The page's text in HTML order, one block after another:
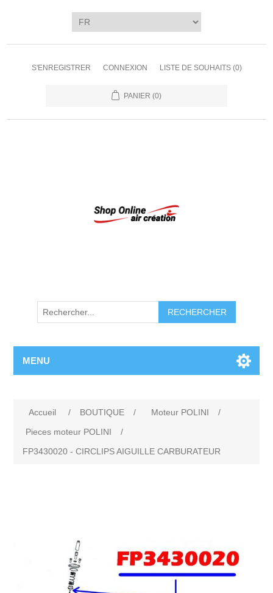
S'ENREGISTRER CONNEXION LISTE DE SOUHAITS (0)
PANIER (0)
RECHERCHER
MENU
Accueil / BOUTIQUE / Moteur POLINI
/
Pieces moteur POLINI
/
FP3430020 - CIRCLIPS AIGUILLE CARBURATEUR